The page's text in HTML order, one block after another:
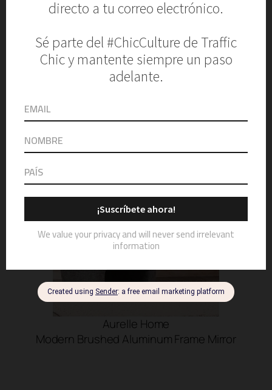
Irregular Mirror
SHOP NOW
Aurelle Home
Modern Brushed Aluminum Frame Mirror